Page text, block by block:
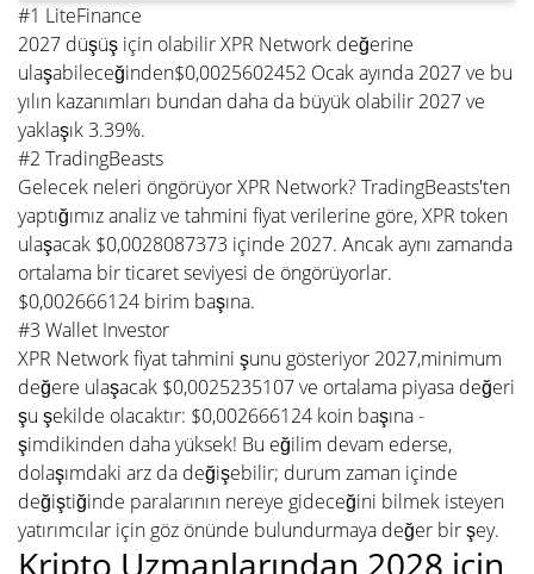
#1 LiteFinance
2027 düşüş için olabilir XPR Network değerine
ulaşabileceğinden$0,0025602452 Ocak ayında 2027 ve bu
yılın kazanımları bundan daha da büyük olabilir 2027 ve
yaklaşık 3.39%.
#2 TradingBeasts
Gelecek neleri öngörüyor XPR Network? TradingBeasts'ten
yaptığımız analiz ve tahmini fiyat verilerine göre, XPR token
ulaşacak $0,0028087373 içinde 2027. Ancak aynı zamanda
ortalama bir ticaret seviyesi de öngörüyorlar.
$0,002666124 birim başına.
#3 Wallet Investor
XPR Network fiyat tahmini şunu gösteriyor 2027,minimum
değere ulaşacak $0,0025235107 ve ortalama piyasa değeri
şu şekilde olacaktır: $0,002666124 koin başına -
şimdikinden daha yüksek! Bu eğilim devam ederse,
dolaşımdaki arz da değişebilir; durum zaman içinde
değiştiğinde paralarının nereye gideceğini bilmek isteyen
yatırımcılar için göz önünde bulundurmaya değer bir şey.
Kripto Uzmanlarından 2028 için